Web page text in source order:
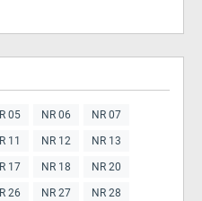
05 NR 06 NR 07
11 NR 12 NR 13
17 NR 18 NR 20
26 NR 27 NR 28